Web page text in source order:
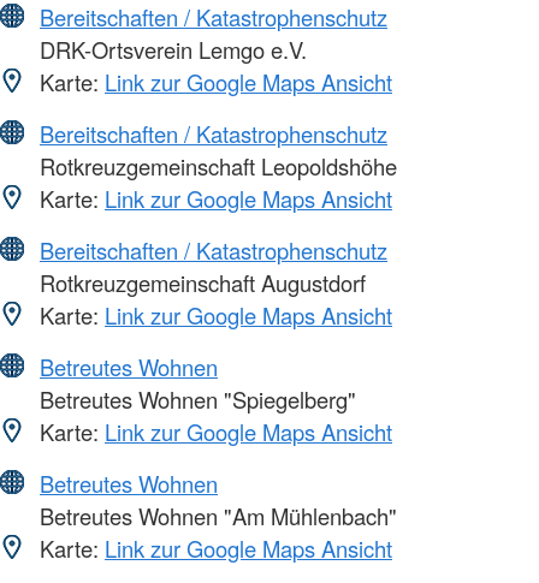
Bereitschaften / Katastrophenschutz
DRK-Ortsverein Lemgo e.V.
Karte: Link zur Google Maps Ansicht
Bereitschaften / Katastrophenschutz
Rotkreuzgemeinschaft Leopoldshöhe
Karte: Link zur Google Maps Ansicht
Bereitschaften / Katastrophenschutz
Rotkreuzgemeinschaft Augustdorf
Karte: Link zur Google Maps Ansicht
Betreutes Wohnen
Betreutes Wohnen "Spiegelberg"
Karte: Link zur Google Maps Ansicht
Betreutes Wohnen
Betreutes Wohnen "Am Mühlenbach"
Karte: Link zur Google Maps Ansicht